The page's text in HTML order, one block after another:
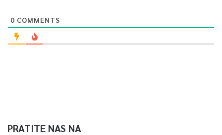
0 COMMENTS
PRATITE NAS NA